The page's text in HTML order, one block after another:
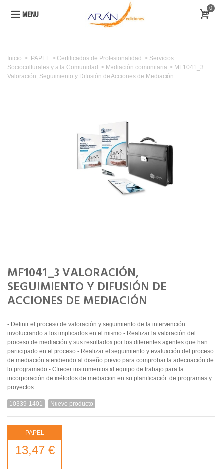
MENU
0
Inicio > PAPEL > Certificados de Profesionalidad > Servicios
Socioculturales y a la Comunidad > Mediación comunitaria > MF1041_3
Valoración, Seguimiento y Difusión de Acciones de Mediación
MF1041_3 VALORACIÓN,
SEGUIMIENTO Y DIFUSIÓN DE
ACCIONES DE MEDIACIÓN
- Definir el proceso de valoración y seguimiento de la intervención
involucrando a los implicados en el mismo.- Realizar la valoración del
proceso de mediación y sus resultados por los diferentes agentes que han
participado en el proceso.- Realizar el seguimiento y evaluación del proceso
de mediación atendiendo al diseño previo para comprobar la adecuación de
lo programado.- Ofrecer instrumentos al equipo de trabajo para la
incorporación de métodos de mediación en su planificación de programas y
proyectos.
10339-1401 Nuevo producto
PAPEL
13,47 €